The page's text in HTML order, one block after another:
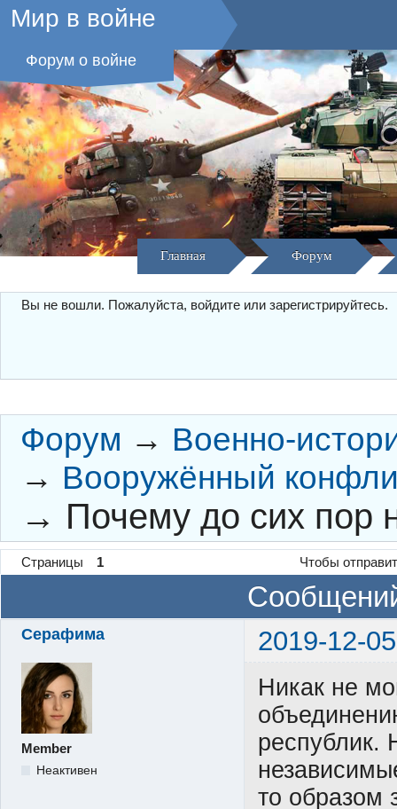
Мир в войне
Форум о войне
Главная Форум
Вы не вошли. Пожалуйста, войдите или зарегистрируйтесь.
Форум → Военно-
→ Вооружённый
→ Почему до сих
Страницы 1 Чтобы
Серафима 2019-12-
Member
Неактивен
Никак не
республик.
то образом